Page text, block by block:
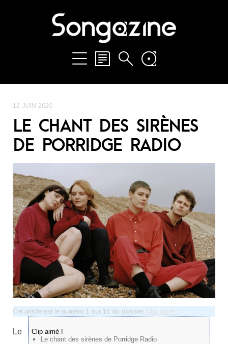
12 JUIN 2020
LE CHANT DES SIRÈNES
DE PORRIDGE RADIO
Cet article est le numéro 1 sur 15 du dossier Clip aimé !
Clip aimé !
Le chant des sirènes de Porridge Radio
Le